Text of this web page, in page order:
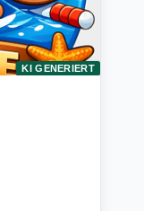
KI GENERIERT